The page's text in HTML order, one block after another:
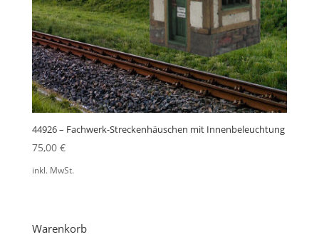
44926 – Fachwerk-Streckenhäuschen mit Innenbeleuchtung
75,00 €
inkl. MwSt.
Warenkorb